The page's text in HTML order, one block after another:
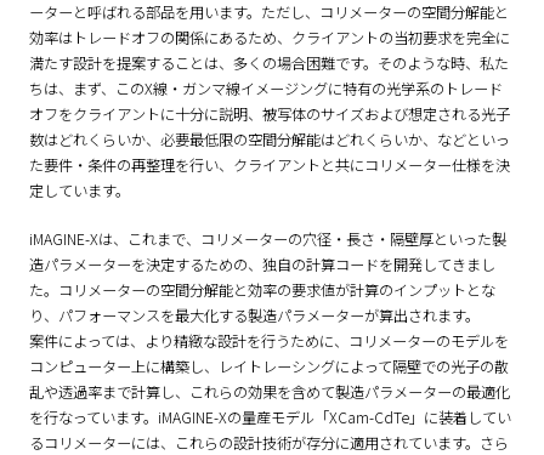
ーターと呼ばれる部品を用います。ただし、コリメーターの空間分解能と
効率はトレードオフの関係にあるため、クライアントの当初要求を完全に
満たす設計を提案することは、多くの場合困難です。そのような時、私た
ちは、まず、このX線・ガンマ線イメージングに特有の光学系のトレード
オフをクライアントに十分に説明、被写体のサイズおよび想定される光子
数はどれくらいか、必要最低限の空間分解能はどれくらいか、などといっ
た要件・条件の再整理を行い、クライアントと共にコリメーター仕様を決
定しています。
iMAGINE-Xは、これまで、コリメーターの穴径・長さ・隔壁厚といった製
造パラメーターを決定するための、独自の計算コードを開発してきまし
た。コリメーターの空間分解能と効率の要求値が計算のインプットとな
り、パフォーマンスを最大化する製造パラメーターが算出されます。
案件によっては、より精緻な設計を行うために、コリメーターのモデルを
コンピューター上に構築し、レイトレーシングによって隔壁での光子の散
乱や透過率まで計算し、これらの効果を含めて製造パラメーターの最適化
を行なっています。iMAGINE-Xの量産モデル「XCam-CdTe」に装着してい
るコリメーターには、これらの設計技術が存分に適用されています。さら